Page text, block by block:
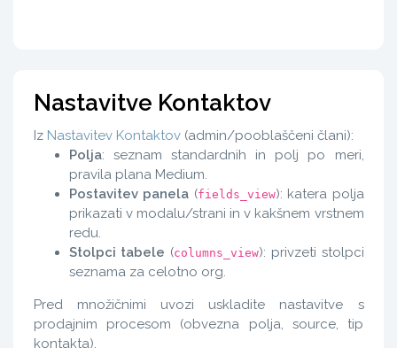
Nastavitve Kontaktov
Iz Nastavitev Kontaktov(admin/pooblaščeni člani):
Polja: seznam standardnih in polj po meri,
pravila plana Medium.
Postavitev panela (fields_view): katera polja
prikazati v modalu/strani in v kakšnem vrstnem
redu.
Stolpci tabele (columns_view): privzeti stolpci
seznama za celotno org.
Pred množičnimi uvozi uskladite nastavitve s
prodajnim procesom (obvezna polja, source, tip
kontakta).